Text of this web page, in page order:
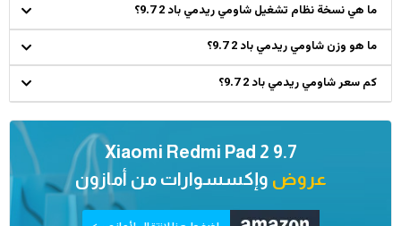
ما هي نسخة نظام تشغيل شاومي ريدمي باد 2 9.7؟
ما هو وزن شاومي ريدمي باد 2 9.7؟
كم سعر شاومي ريدمي باد 2 9.7؟
Xiaomi Redmi Pad 2 9.7
عروض وإكسسوارات من أمازون